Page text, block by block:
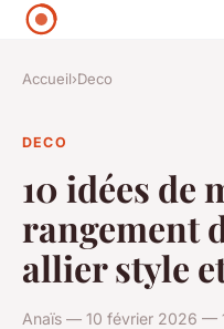
Accueil›Deco
DECO
10 idées de
rangement
allier style
Anaïs — 10 février 2026 —